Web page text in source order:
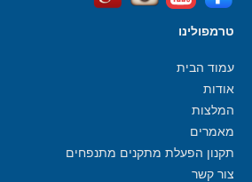
טרמפולינו
עמוד הבית
אודות
המלצות
מאמרים
תקנון הפעלת מתקנים מתנפחים
צור קשר